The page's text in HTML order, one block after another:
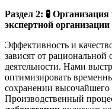
Раздел 2: 🧪 Организация
экспертной организации
Эффективность и
зависят от рациональной
деятельности. Нами
оптимизировать
сохранении высочайшего
Производственный